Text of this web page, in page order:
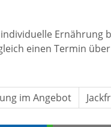
Ernährung
einen Termin
im Angebot